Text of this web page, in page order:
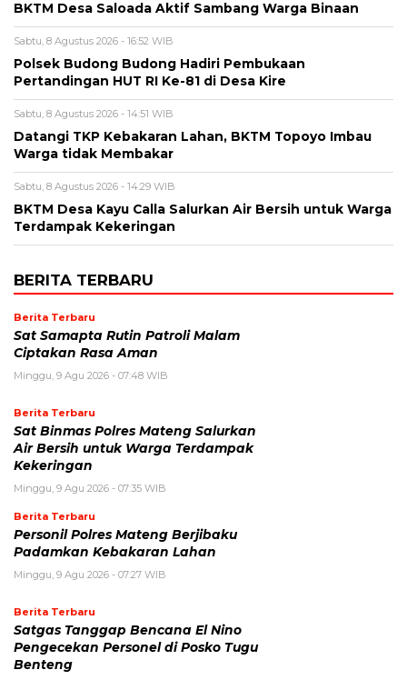
BKTM Desa Saloada Aktif Sambang Warga Binaan
Sabtu, 8 Agustus 2026 - 16:52 WIB
Polsek Budong Budong Hadiri Pembukaan
Pertandingan HUT RI Ke-81 di Desa Kire
Sabtu, 8 Agustus 2026 - 14:51 WIB
Datangi TKP Kebakaran Lahan, BKTM Topoyo Imbau
Warga tidak Membakar
Sabtu, 8 Agustus 2026 - 14:29 WIB
BKTM Desa Kayu Calla Salurkan Air Bersih untuk Warga
Terdampak Kekeringan
BERITA TERBARU
Berita Terbaru
Sat Samapta Rutin Patroli Malam
Ciptakan Rasa Aman
Minggu, 9 Agu 2026 - 07:48 WIB
Berita Terbaru
Sat Binmas Polres Mateng Salurkan
Air Bersih untuk Warga Terdampak
Kekeringan
Minggu, 9 Agu 2026 - 07:35 WIB
Berita Terbaru
Personil Polres Mateng Berjibaku
Padamkan Kebakaran Lahan
Minggu, 9 Agu 2026 - 07:27 WIB
Berita Terbaru
Satgas Tanggap Bencana El Nino
Pengecekan Personel di Posko Tugu
Benteng